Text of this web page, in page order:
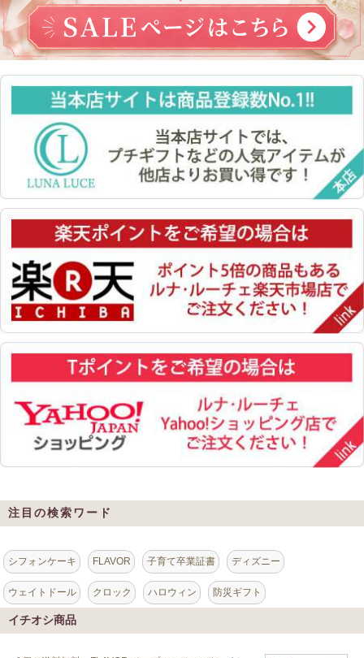
注目の検索ワード
シフォンケーキ FLAVOR 子育て卒業証書 ディズニー
ウェイトドール クロック ハロウィン 防災ギフト
イチオシ商品